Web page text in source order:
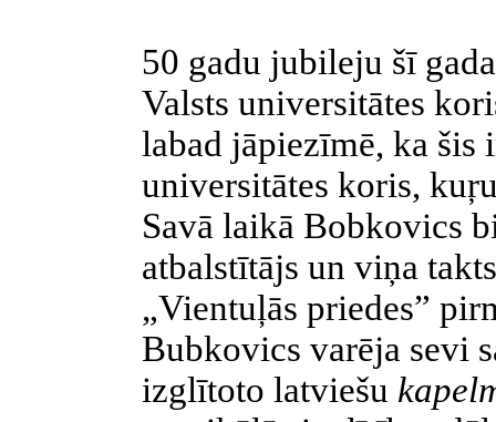
50 gadu jubileju šī
Valsts universitātes
labad jāpiezīmē, ka šis
universitātes koris,
Savā laikā Bobkovics
atbalstītājs un viņa
„Vientuļās priedes”
Bubkovics varēja sevi
izglītoto latviešu